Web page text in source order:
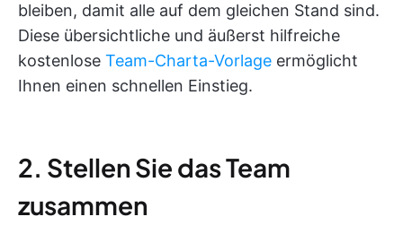
bleiben, damit alle auf dem gleichen Stand sind.
Diese übersichtliche und äußerst hilfreiche
kostenlose Team-Charta-Vorlage ermöglicht
Ihnen einen schnellen Einstieg.
2. Stellen Sie das Team
zusammen